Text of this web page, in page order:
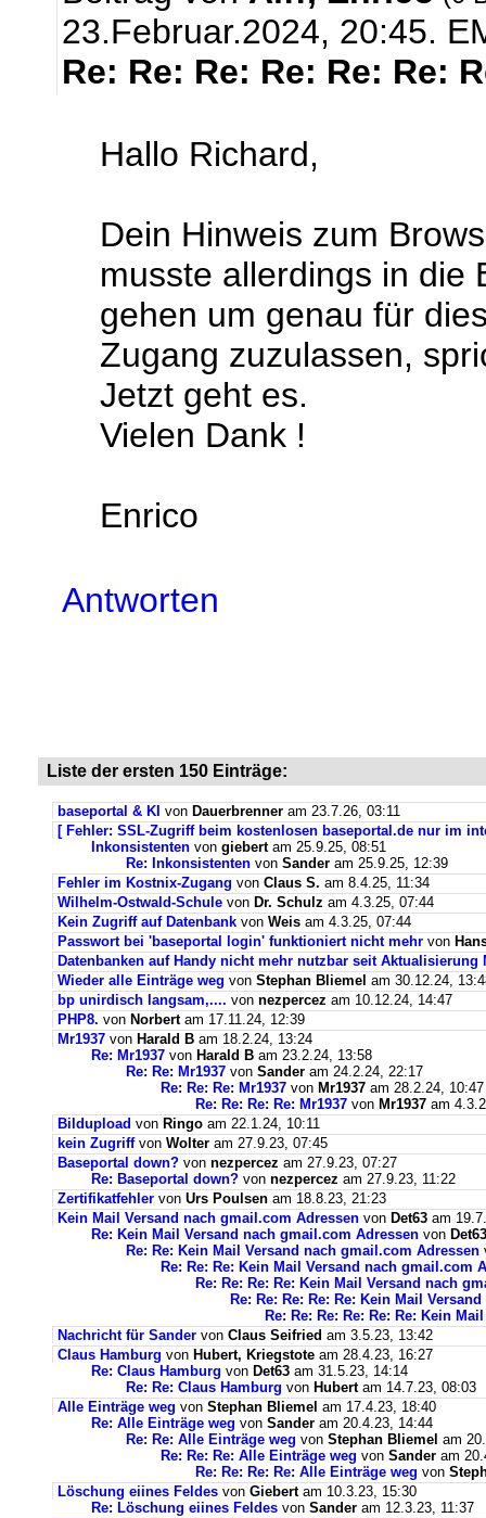
23.Februar.2024, 20:45.
Re: Re: Re: Re: Re: Re:
Hallo Richard,
Dein Hinweis zum
musste allerdings in die
gehen um genau für
Zugang zuzulassen,
Jetzt geht es.
Vielen Dank !
Enrico
Antworten
Liste der ersten 150 Einträge:
baseportal & KI von Dauerbrenner am 23.7.26, 03:11
[ Fehler: SSL-Zugriff beim kostenlosen baseportal.de nur im
Inkonsistenten von giebertam 25.9.25, 08:51
Re: Inkonsistenten von Sander am 25.9.25, 12:39
Fehler im Kostnix-Zugang von Claus S. am 8.4.25, 11:34
Wilhelm-Ostwald-Schule von Dr. Schulz am 4.3.25, 07:44
Kein Zugriff auf Datenbank von Weis am 4.3.25, 07:44
Passwort bei 'baseportal login' funktioniert nicht mehr von
Datenbanken auf Handy nicht mehr nutzbar seit Aktualisierung
Wieder alle Einträge weg von Stephan Bliemel am 30.12.24,
bp unirdisch langsam,.... von nezpercez am 10.12.24, 14:47
PHP8. von Norbertam 17.11.24, 12:39
Mr1937 von Harald B am 18.2.24, 13:24
Re: Mr1937 von Harald B am 23.2.24, 13:58
Re: Re: Mr1937 von Sander am 24.2.24, 22:17
Re: Re: Re: Mr1937 von Mr1937 am 28.2.24, 10:47
Re: Re: Re: Re: Mr1937 von Mr1937 am
Bildupload von Ringo am 22.1.24, 10:11
kein Zugriffvon Wolter am 27.9.23, 07:45
Baseportal down? von nezpercez am 27.9.23, 07:27
Re: Baseportal down? von nezpercez am 27.9.23, 11:22
Zertifikatfehler von Urs Poulsen am 18.8.23, 21:23
Kein Mail Versand nach gmail.com Adressen von Det63 am
Re: Kein Mail Versand nach gmail.com Adressen von Det63
Re: Re: Kein Mail Versand nach gmail.com Adressen
Re: Re: Re: Kein Mail Versand nach gmail.com
Re: Re: Re: Re: Kein Mail Versand nach
Re: Re: Re: Re: Re: Kein Mail
Re: Re: Re: Re: Re: Re: Kein
Nachricht für Sander von Claus Seifried am 3.5.23, 13:42
Claus Hamburg von Hubert, Kriegstote am 28.4.23, 16:27
Re: Claus Hamburg von Det63 am 31.5.23, 14:14
Re: Re: Claus Hamburg von Hubertam 14.7.23, 08:03
Alle Einträge weg von Stephan Bliemel am 17.4.23, 18:40
Re: Alle Einträge weg von Sander am 20.4.23, 14:44
Re: Re: Alle Einträge weg von Stephan Bliemel am
Re: Re: Re: Alle Einträge weg von Sander am
Re: Re: Re: Re: Alle Einträge weg von
Löschung eiines Feldes von Giebertam 10.3.23, 15:30
Re: Löschung eiines Feldes von Sander am 12.3.23, 11:37